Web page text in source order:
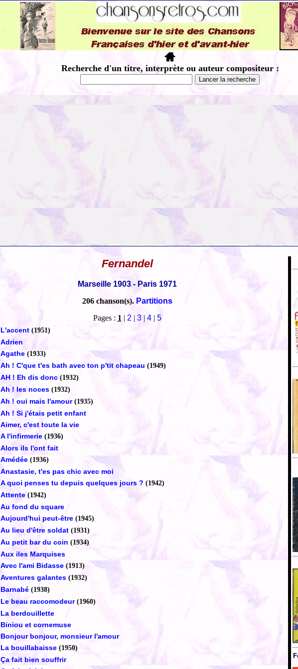
Recherche d'un titre, interprète ou auteur compositeur :
Fernandel
Marseille 1903 - Paris 1971
206 chanson(s). Partitions
Pages : 1 | 2 | 3| 4| 5
L'accent (1951)
Adrien
Agathe (1933)
Ah ! C'que t'es bath avec ton p'tit chapeau (1949)
AH ! Eh dis donc (1932)
Ah ! les noces (1932)
Ah ! oui mais l'amour (1935)
Ah ! Si j'étais petit enfant
Aimer, c'est toute la vie
A l'infirmerie (1936)
Alors ils l'ont fait
Amédée (1936)
Anastasie, t'es pas chic avec moi
A quoi penses tu depuis quelques jours ? (1942)
Attente (1942)
Au fond du square
Aujourd'hui peut-être (1945)
Au lieu d'être soldat (1931)
Au petit bar du coin (1934)
Aux iles Marquises
Avec l'ami Bidasse (1913)
Aventures galantes (1932)
Barnabé (1938)
Le beau raccomodeur (1960)
La berdouillette
Biniou et cornemuse
Bonjour bonjour, monsieur l'amour
La bouillabaisse (1950)
Ça fait bien souffrir